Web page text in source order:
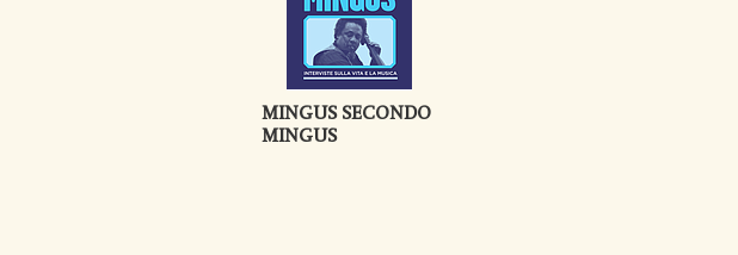
MINGUS SECONDO
MINGUS